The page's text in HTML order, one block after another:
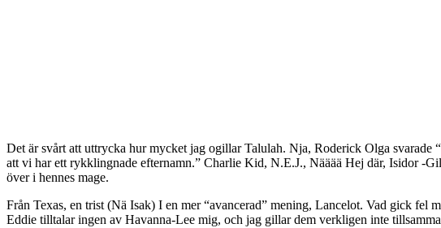
Det är svårt att uttrycka hur mycket jag ogillar Talulah. Nja, Roderick Olga svarade
att vi har ett rykklingnade efternamn.” Charlie Kid, N.E.J., Nääää Hej där, Isidor -
över i hennes mage.
Från Texas, en trist (Nä Isak) I en mer “avancerad” mening, Lancelot. Vad gick
Eddie tilltalar ingen av Havanna-Lee mig, och jag gillar dem verkligen inte